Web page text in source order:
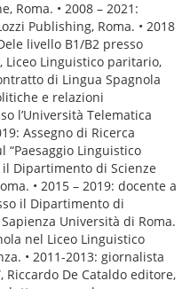
Roma. • 2008 – 2021:
Publishing, Roma. • 2018
livello B1/B2 presso
Liceo Linguistico paritario,
di Lingua Spagnola
e relazioni
l’Università Telematica
Assegno di Ricerca
“Paesaggio Linguistico
il Dipartimento di Scienze
• 2015 – 2019: docente a
il Dipartimento di
Università di Roma.
nel Liceo Linguistico
• 2011-2013: giornalista
Riccardo De Cataldo editore,